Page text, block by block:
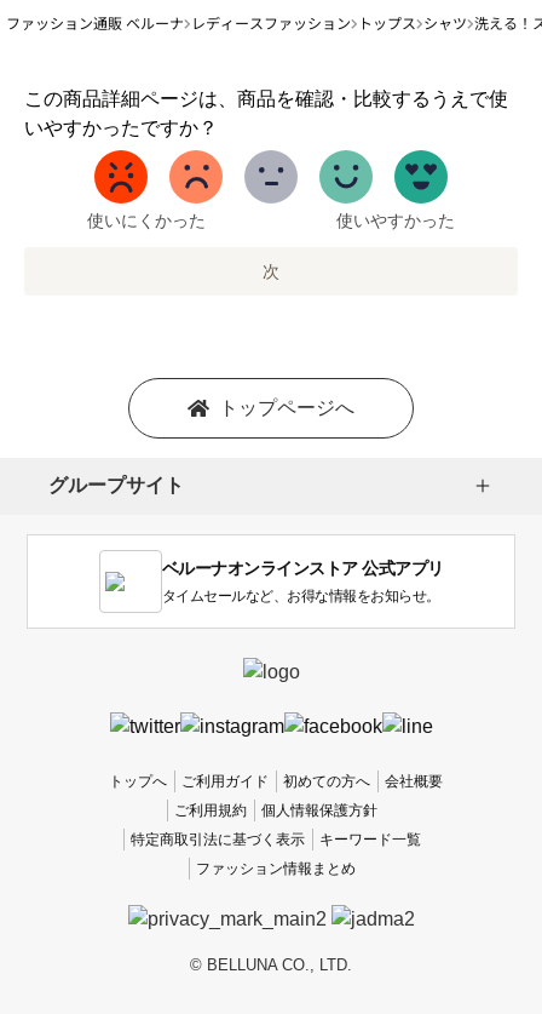
ファッション通販 ベルーナ レディースファッション トップス シャツ 洗える！
この商品詳細ページは、商品を確認・比較するうえで使
いやすかったですか？
1
か
い
使いにくかった 使いやすかった
次
トップページへ
グループサイト
ベルーナオンラインストア 公式アプリ
タイムセールなど、お得な情報をお知らせ。
トップへ ご利用ガイド 初めての方へ
会社概要
ご利用規約
個人情報保護方針
特定商取引法に基づく表示
キーワード一覧
ファッション情報まとめ
© BELLUNA CO., LTD.